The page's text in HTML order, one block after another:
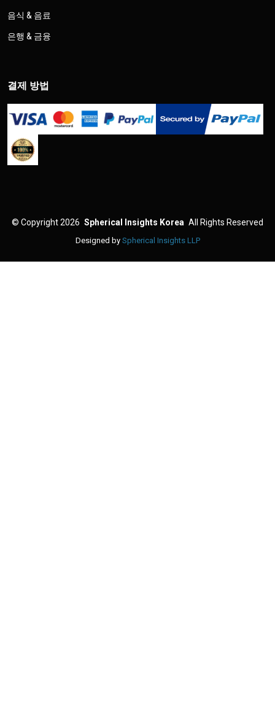
음식 & 음료
은행 & 금융
결제 방법
© Copyright 2026 Spherical Insights Korea All Rights Reserved
Designed by Spherical Insights LLP